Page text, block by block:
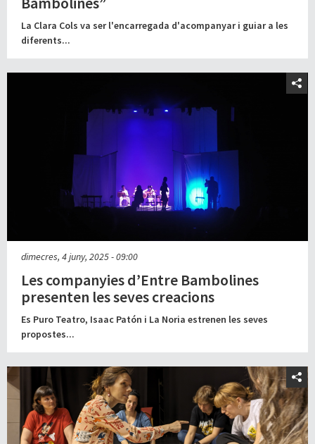
La Clara Cols va ser l'encarregada d'acompanyar i guiar a les
diferents...
dimecres, 4 juny, 2025 - 09:00
Les companyies d’Entre Bambolines
presenten les seves creacions
Es Puro Teatro, Isaac Patón i La Noria estrenen les seves
propostes...